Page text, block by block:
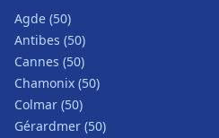
Agde (50)
Antibes (50)
Cannes (50)
Chamonix (50)
Colmar (50)
Gérardmer (50)